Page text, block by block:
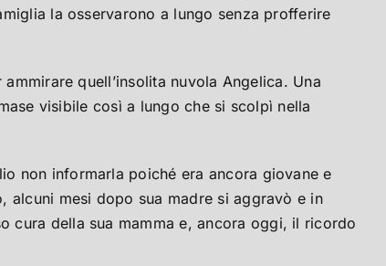
la osservarono a lungo senza profferire
quell’insolita nuvola Angelica. Una
visibile così a lungo che si scolpì nella
non informarla poiché era ancora giovane e
alcuni mesi dopo sua madre si aggravò e in
cura della sua mamma e, ancora oggi, il ricordo